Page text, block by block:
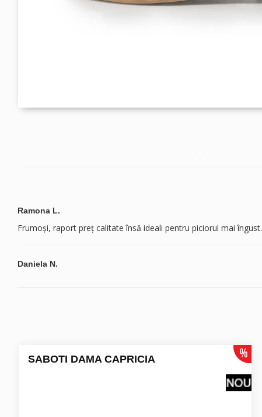
Ramona L.
Frumoși, raport preț calitate însă ideali pentru piciorul mai îngust.
Daniela N.
SABOTI DAMA CAPRICIA